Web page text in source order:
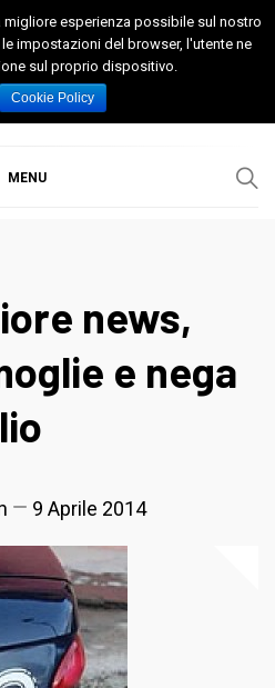
Eventi e Attività nella Capitanata
MENU
news,
e nega
9 Aprile 2014
esperienza possibile sul nostro
impostazioni del browser, l'utente ne
sul proprio dispositivo.
Cookie Policy